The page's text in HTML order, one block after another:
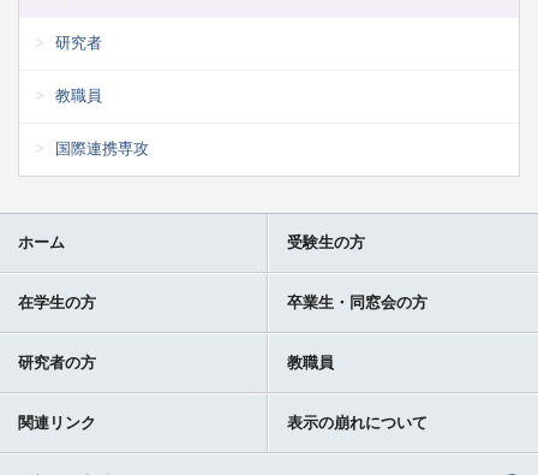
研究者
教職員
国際連携専攻
ホーム 受験生の方
在学生の方 卒業生・同窓会の方
研究者の方 教職員
関連リンク 表示の崩れについて